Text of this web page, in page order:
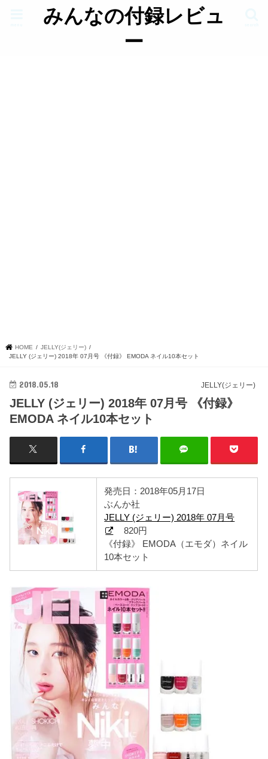
みんなの付録レビュ
ー
HOME
JELLY(ジェリー)
JELLY (ジェリー) 2018年 07月号 《付録》 EMODA ネイル10本セット
JELLY(ジェリー)
2018.05.18
JELLY (ジェリー) 2018年 07月号 《付録》
EMODA ネイル10本セット
発売日：2018年05月17日
ぶんか社
JELLY (ジェリー) 2018年 07月号
820円
《付録》 EMODA（エモダ）ネイル
10本セット